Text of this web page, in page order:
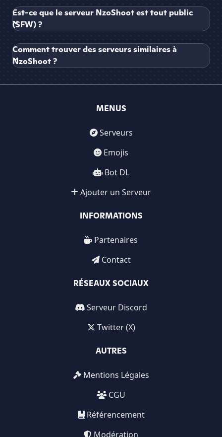
Est-ce que le serveur NzoShoot est tout public
(SFW) ?
Comment trouver des serveurs similaires à
NzoShoot ?
MENUS
Serveurs
Emojis
Bot DL
Ajouter un Serveur
INFORMATIONS
Partenaires
Contact
RÉSEAUX SOCIAUX
Serveur Discord
Twitter (X)
AUTRES
Mentions Légales
CGU
Référencement
Modération